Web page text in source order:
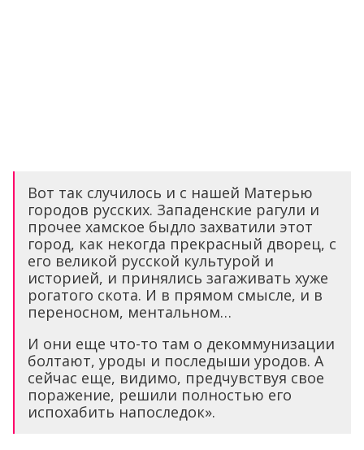
Вот так случилось и с нашей Матерью
городов русских. Западенские рагули и
прочее хамское быдло захватили этот
город, как некогда прекрасный дворец, с
его великой русской культурой и
историей, и принялись загаживать хуже
рогатого скота. И в прямом смысле, и в
переносном, ментальном…
И они еще что-то там о декоммунизации
болтают, уроды и последыши уродов. А
сейчас еще, видимо, предчувствуя свое
поражение, решили полностью его
испохабить напоследок».